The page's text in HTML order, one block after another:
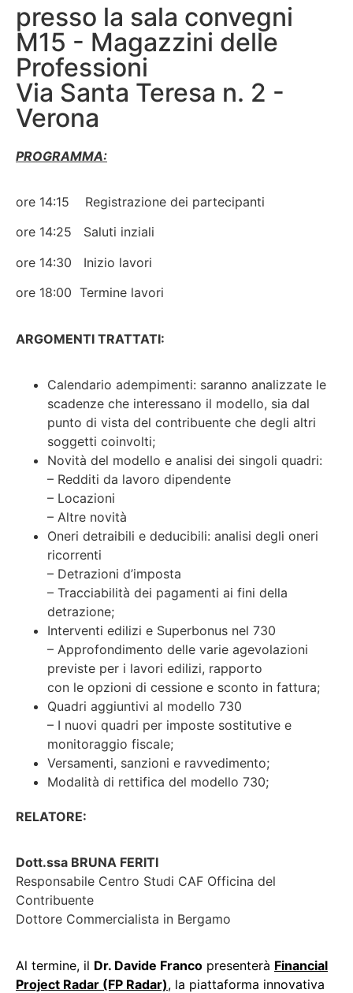
presso la sala convegni
M15 - Magazzini delle
Professioni
Via Santa Teresa n. 2 -
Verona
PROGRAMMA:
ore 14:15 Registrazione dei partecipanti
ore 14:25 Saluti inziali
ore 14:30 Inizio lavori
ore 18:00 Termine lavori
ARGOMENTI TRATTATI:
Calendario adempimenti: saranno analizzate le
scadenze che interessano il modello, sia dal
punto di vista del contribuente che degli altri
soggetti coinvolti;
Novità del modello e analisi dei singoli quadri:
– Redditi da lavoro dipendente
– Locazioni
– Altre novità
Oneri detraibili e deducibili: analisi degli oneri
ricorrenti
– Detrazioni d’imposta
– Tracciabilità dei pagamenti ai fini della
detrazione;
Interventi edilizi e Superbonus nel 730
– Approfondimento delle varie agevolazioni
previste per i lavori edilizi, rapporto
con le opzioni di cessione e sconto in fattura;
Quadri aggiuntivi al modello 730
– I nuovi quadri per imposte sostitutive e
monitoraggio fiscale;
Versamenti, sanzioni e ravvedimento;
Modalità di rettifica del modello 730;
RELATORE:
Dott.ssa BRUNA FERITI
Responsabile Centro Studi CAF Officina del
Contribuente
Dottore Commercialista in Bergamo
Al termine, il Dr. Davide Franco presenterà Financial
Project Radar (FP Radar), la piattaforma innovativa